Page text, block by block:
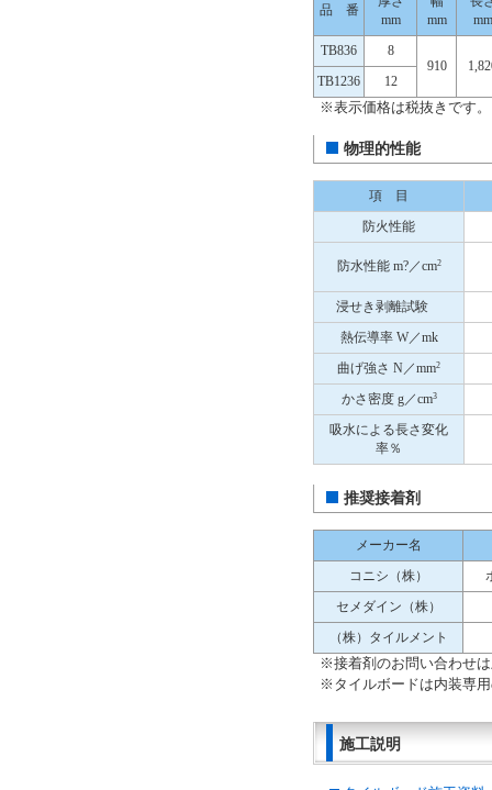
品 番
mm
mm
mm
TB836
8
910
TB1236
12
※表示価格は税抜きです。
物理的性能
項 目
防火性能
防水性能 m?／cm2
浸せき剥離試験
熱伝導率 W／mk
曲げ強さ N／mm2
かさ密度 g／cm3
吸水による長さ変化
率％
推奨接着剤
メーカー名
コニシ（株）
セメダイン（株）
（株）タイルメント
※接着剤のお問い合わせ
※タイルボードは内装専
施工説明